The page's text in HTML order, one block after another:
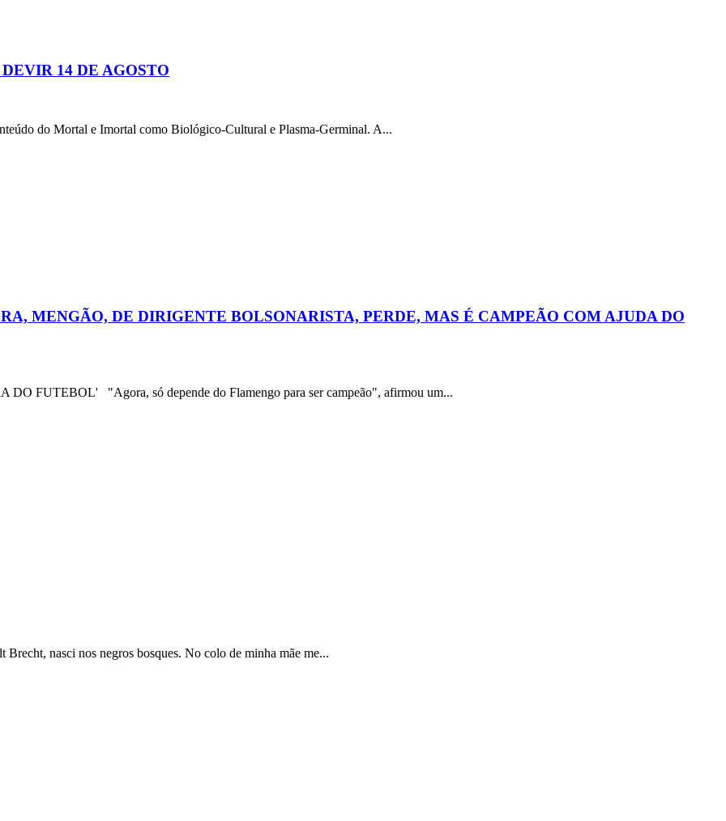
14 DE AGOSTO
do Mortal e Imortal como Biológico-Cultural e Plasma-Germinal. A...
MENGÃO, DE DIRIGENTE BOLSONARISTA, PERDE, MAS É CAMPEÃO COM AJUDA DO
FUTEBOL' "Agora, só depende do Flamengo para ser campeão", afirmou um...
nasci nos negros bosques. No colo de minha mãe me...